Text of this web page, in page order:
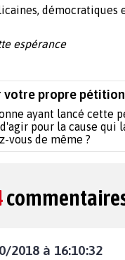
démocratiques
espérance
votre propre pétition
ayant lancé cette
pour la cause qui
vous de même ?
2018 à 16:10:32